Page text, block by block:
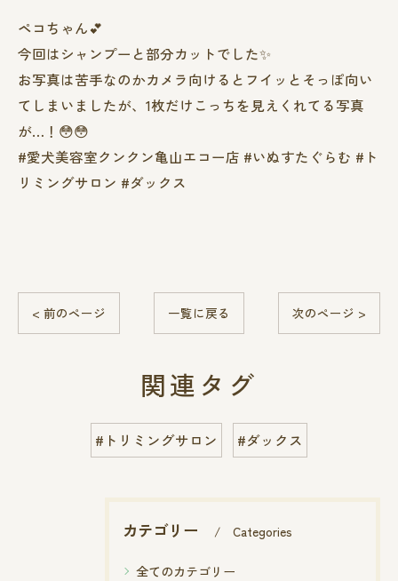
ペコちゃん︎💕︎︎
今回はシャンプーと部分カットでした✨️
お写真は苦手なのかカメラ向けるとフイッとそっぽ向い
てしまいましたが、1枚だけこっちを見えくれてる写真
が…！😳😳
#愛犬美容室クンクン亀山エコー店 #いぬすたぐらむ #ト
リミングサロン #ダックス
< 前のページ 一覧に戻る 次のページ >
関連タグ
#トリミングサロン #ダックス
カテゴリー Categories
全てのカテゴリー